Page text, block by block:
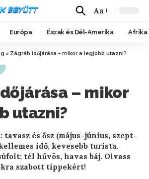
Aa
Európa Észak és Dél-Amerika Afrika
» Zágráb időjárása – mikor a legjobb utazni?
– mikor
utazni?
tavasz és ősz (május–június, szept–
idő, kevesebb turista.
tél hűvös, havas báj. Olvass
szabott tippekért!